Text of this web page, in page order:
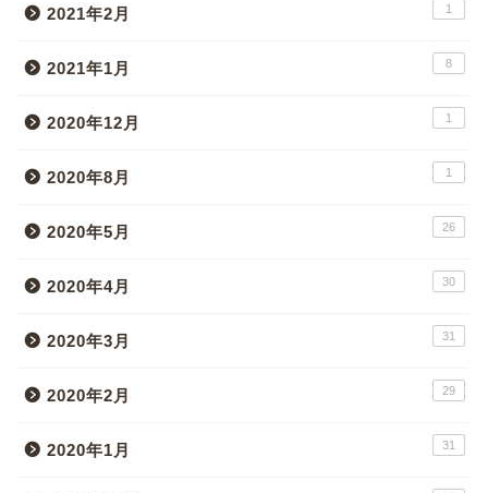
2021年2月 1
2021年1月 8
2020年12月 1
2020年8月 1
2020年5月 26
2020年4月 30
2020年3月 31
2020年2月 29
2020年1月 31